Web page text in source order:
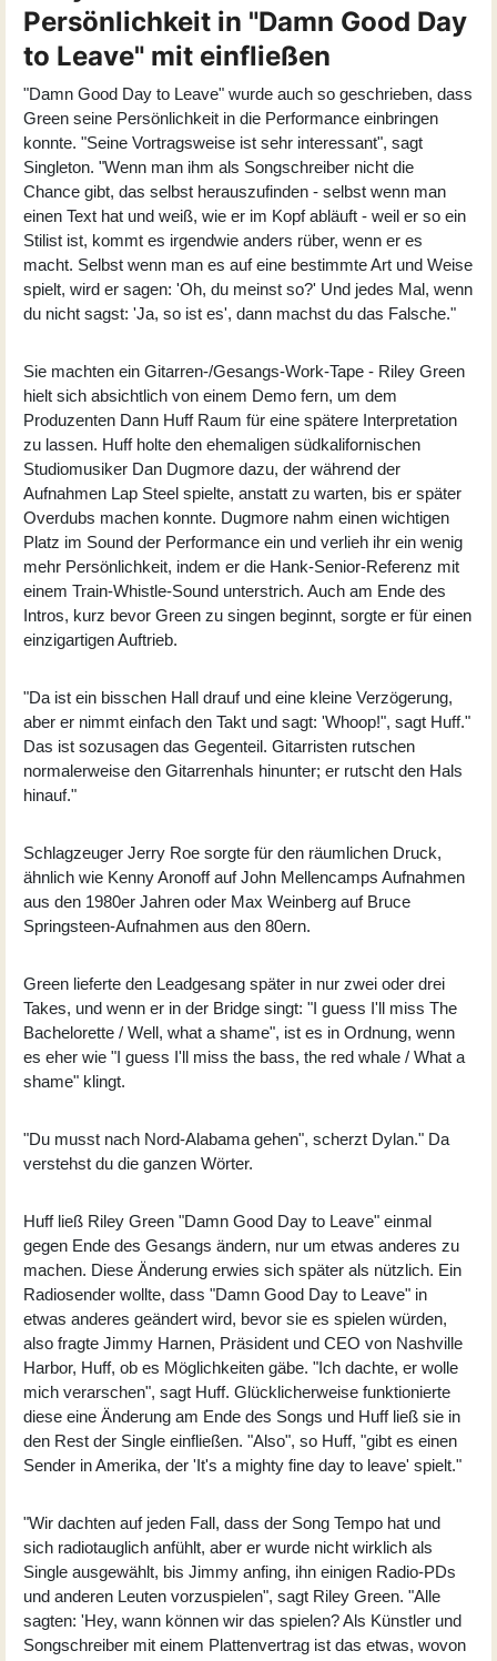
Persönlichkeit in "Damn Good Day
to Leave" mit einfließen
"Damn Good Day to Leave" wurde auch so geschrieben, dass
Green seine Persönlichkeit in die Performance einbringen
konnte. "Seine Vortragsweise ist sehr interessant", sagt
Singleton. "Wenn man ihm als Songschreiber nicht die
Chance gibt, das selbst herauszufinden - selbst wenn man
einen Text hat und weiß, wie er im Kopf abläuft - weil er so ein
Stilist ist, kommt es irgendwie anders rüber, wenn er es
macht. Selbst wenn man es auf eine bestimmte Art und Weise
spielt, wird er sagen: 'Oh, du meinst so?' Und jedes Mal, wenn
du nicht sagst: 'Ja, so ist es', dann machst du das Falsche."
Sie machten ein Gitarren-/Gesangs-Work-Tape - Riley Green
hielt sich absichtlich von einem Demo fern, um dem
Produzenten Dann Huff Raum für eine spätere Interpretation
zu lassen. Huff holte den ehemaligen südkalifornischen
Studiomusiker Dan Dugmore dazu, der während der
Aufnahmen Lap Steel spielte, anstatt zu warten, bis er später
Overdubs machen konnte. Dugmore nahm einen wichtigen
Platz im Sound der Performance ein und verlieh ihr ein wenig
mehr Persönlichkeit, indem er die Hank-Senior-Referenz mit
einem Train-Whistle-Sound unterstrich. Auch am Ende des
Intros, kurz bevor Green zu singen beginnt, sorgte er für einen
einzigartigen Auftrieb.
"Da ist ein bisschen Hall drauf und eine kleine Verzögerung,
aber er nimmt einfach den Takt und sagt: 'Whoop!", sagt Huff."
Das ist sozusagen das Gegenteil. Gitarristen rutschen
normalerweise den Gitarrenhals hinunter; er rutscht den Hals
hinauf."
Schlagzeuger Jerry Roe sorgte für den räumlichen Druck,
ähnlich wie Kenny Aronoff auf John Mellencamps Aufnahmen
aus den 1980er Jahren oder Max Weinberg auf Bruce
Springsteen-Aufnahmen aus den 80ern.
Green lieferte den Leadgesang später in nur zwei oder drei
Takes, und wenn er in der Bridge singt: "I guess I'll miss The
Bachelorette / Well, what a shame", ist es in Ordnung, wenn
es eher wie "I guess I'll miss the bass, the red whale / What a
shame" klingt.
"Du musst nach Nord-Alabama gehen", scherzt Dylan." Da
verstehst du die ganzen Wörter.
Huff ließ Riley Green "Damn Good Day to Leave" einmal
gegen Ende des Gesangs ändern, nur um etwas anderes zu
machen. Diese Änderung erwies sich später als nützlich. Ein
Radiosender wollte, dass "Damn Good Day to Leave" in
etwas anderes geändert wird, bevor sie es spielen würden,
also fragte Jimmy Harnen, Präsident und CEO von Nashville
Harbor, Huff, ob es Möglichkeiten gäbe. "Ich dachte, er wolle
mich verarschen", sagt Huff. Glücklicherweise funktionierte
diese eine Änderung am Ende des Songs und Huff ließ sie in
den Rest der Single einfließen. "Also", so Huff, "gibt es einen
Sender in Amerika, der 'It's a mighty fine day to leave' spielt."
"Wir dachten auf jeden Fall, dass der Song Tempo hat und
sich radiotauglich anfühlt, aber er wurde nicht wirklich als
Single ausgewählt, bis Jimmy anfing, ihn einigen Radio-PDs
und anderen Leuten vorzuspielen", sagt Riley Green. "Alle
sagten: 'Hey, wann können wir das spielen? Als Künstler und
Songschreiber mit einem Plattenvertrag ist das etwas, wovon